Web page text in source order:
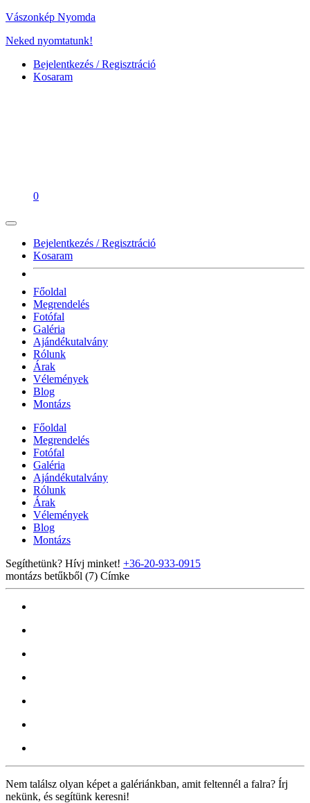
Vászonkép Nyomda
Neked nyomtatunk!
Bejelentkezés / Regisztráció
Kosaram
0
Bejelentkezés / Regisztráció
Kosaram
Főoldal
Megrendelés
Fotófal
Galéria
Ajándékutalvány
Rólunk
Árak
Vélemények
Blog
Montázs
Főoldal
Megrendelés
Fotófal
Galéria
Ajándékutalvány
Rólunk
Árak
Vélemények
Blog
Montázs
Segíthetünk? Hívj minket! +36-20-933-0915
montázs betűkből (7) Címke
Nem találsz olyan képet a galériánkban, amit feltennél a falra? Írj
nekünk, és segítünk keresni!